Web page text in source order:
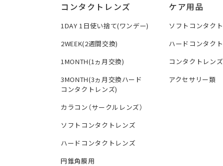
コンタクトレンズ
1DAY 1日使い捨て(ワンデー)
2WEEK(2週間交換)
1MONTH(1ヵ月交換)
3MONTH(3ヵ月交換ハード
コンタクトレンズ)
カラコン（サークルレンズ）
ソフトコンタクトレンズ
ハードコンタクトレンズ
円錐角膜用
ケア用品
ソフトコンタク
ハードコンタク
コンタクトレン
アクセサリー類